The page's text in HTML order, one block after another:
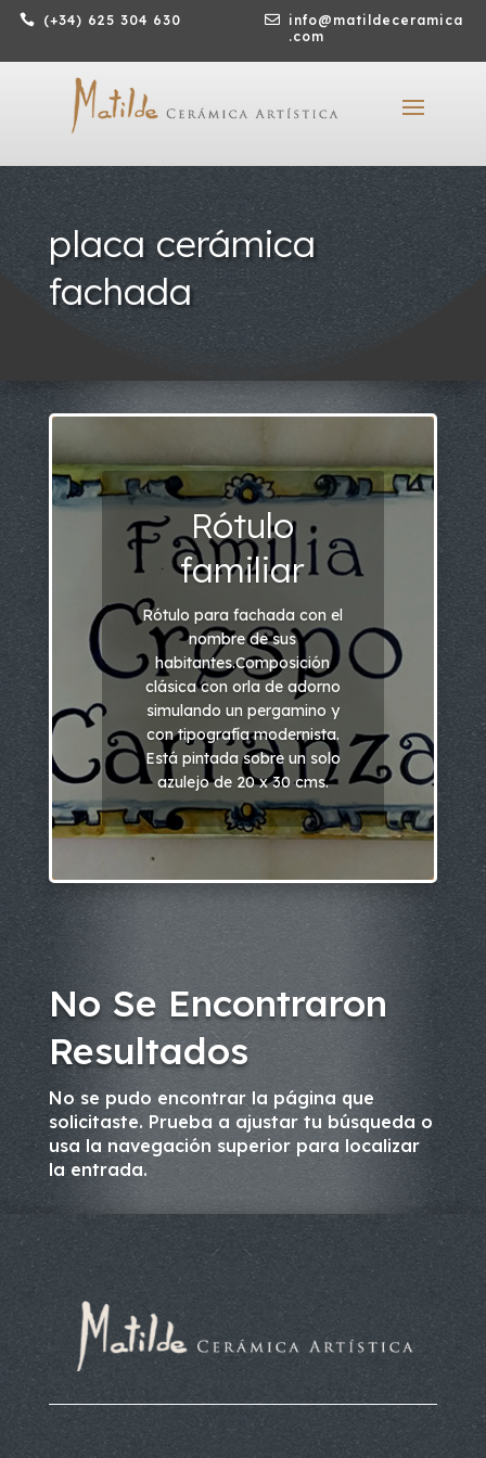
 (+34) 625 304 630 
info@matildeceramica
.com
placa cerámica
fachada
Rótulo
familiar
Rótulo para fachada con el
nombre de sus
habitantes.Composición
clásica con orla de adorno
simulando un pergamino y
con tipografía modernista.
Está pintada sobre un solo
azulejo de 20 x 30 cms.
No Se Encontraron
Resultados
No se pudo encontrar la página que
solicitaste. Prueba a ajustar tu búsqueda o
usa la navegación superior para localizar
la entrada.